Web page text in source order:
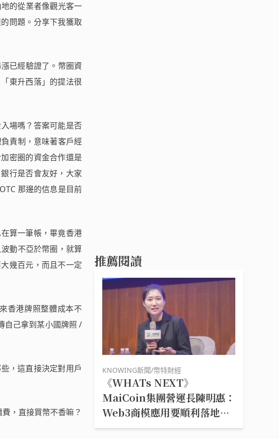
的從業者像觀光客一
問題。分享下我獲取
已經驗證了。幣圈資
東升西落」的提法很
場嗎？答案可能是否
責制，意味著客戶經
密圈的資金合作還是
行是否會友好，大家
那邊的信息是目前
算一筆帳，畢竟香港
動不亞於幣圈，就算
幾百元，而且不一定
香港牌照整體成本不
自己拿到某小國牌照 /
，這直接決定對用戶
，直接買幣不香嘛？
推薦閱讀
KNOWING新聞/幣特財經
《WHATs NEXT》
MaiCoin集團營運長陳明惠：
Web3商模應用要順利落地，
關鍵在於法規修改跟立法者思